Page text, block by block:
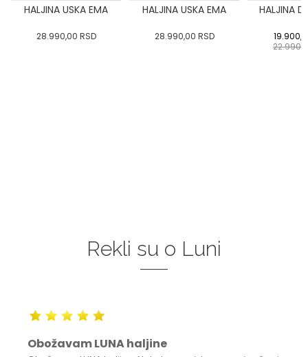
HALJINA USKA EMA
28.990,00 RSD
HALJINA USKA EMA
28.990,00 RSD
HALJINA
Rekli su o Luni
Obožavam LUNA haljine